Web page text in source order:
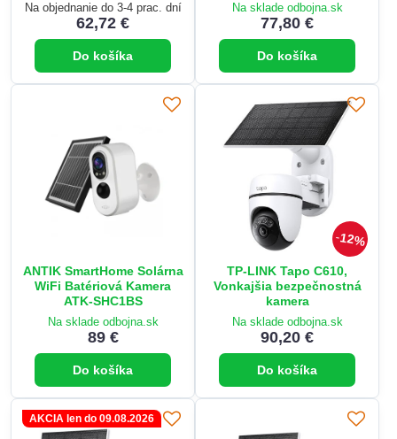
Na objednanie do 3-4 prac. dní
62,72 €
Do košíka
Na sklade odbojna.sk
77,80 €
Do košíka
ANTIK SmartHome Solárna
WiFi Batériová Kamera
ATK-SHC1BS
Na sklade odbojna.sk
89 €
Do košíka
12%
TP-LINK Tapo C610,
Vonkajšia bezpečnostná
kamera
Na sklade odbojna.sk
90,20 €
Do košíka
AKCIA len do 09.08.2026